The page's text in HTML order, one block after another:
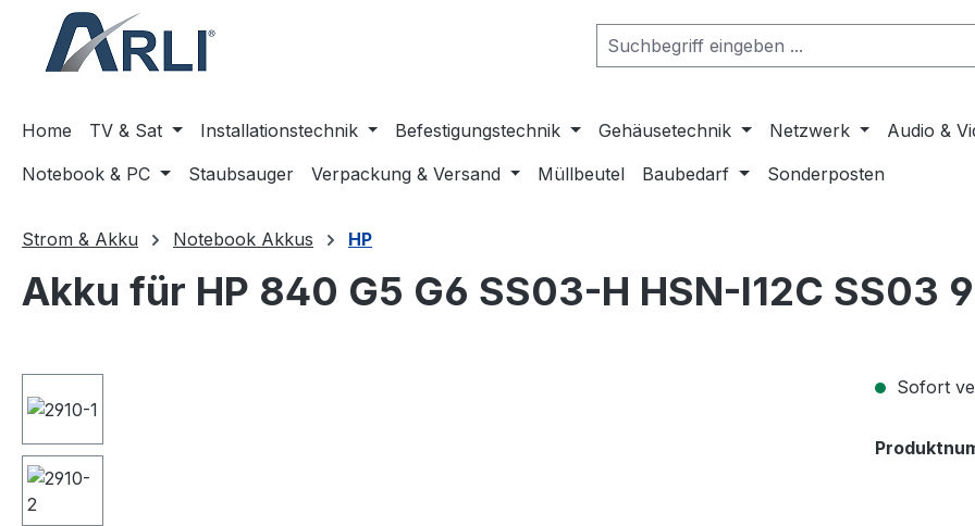
Zur Hauptnavigation springen
Home TV & Sat Installationstechnik Befestigungstechnik Gehäusetechnik Netzwerk Audio &
Notebook & PC
Staubsauger Verpackung & Versand Müllbeutel Baubedarf Sonderposten
Strom & Akku Notebook Akkus HP
Akku für HP 840 G5 G6 SS03-H HSN-I12C SS03
Sofort